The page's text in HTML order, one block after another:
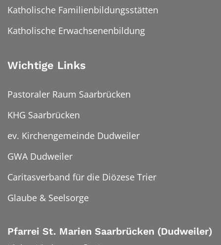
Katholische Familienbildungsstätten
Katholische Erwachsenenbildung
Wichtige Links
Pastoraler Raum Saarbrücken
KHG Saarbrücken
ev. Kirchengemeinde Dudweiler
GWA Dudweiler
Caritasverband für die Diözese Trier
Glaube & Seelsorge
Pfarrei St. Marien Saarbrücken (Dudweiler)